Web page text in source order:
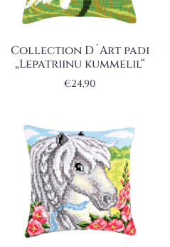
Collection D´Art padi
„Lepatriinu kummelil“
€24,90